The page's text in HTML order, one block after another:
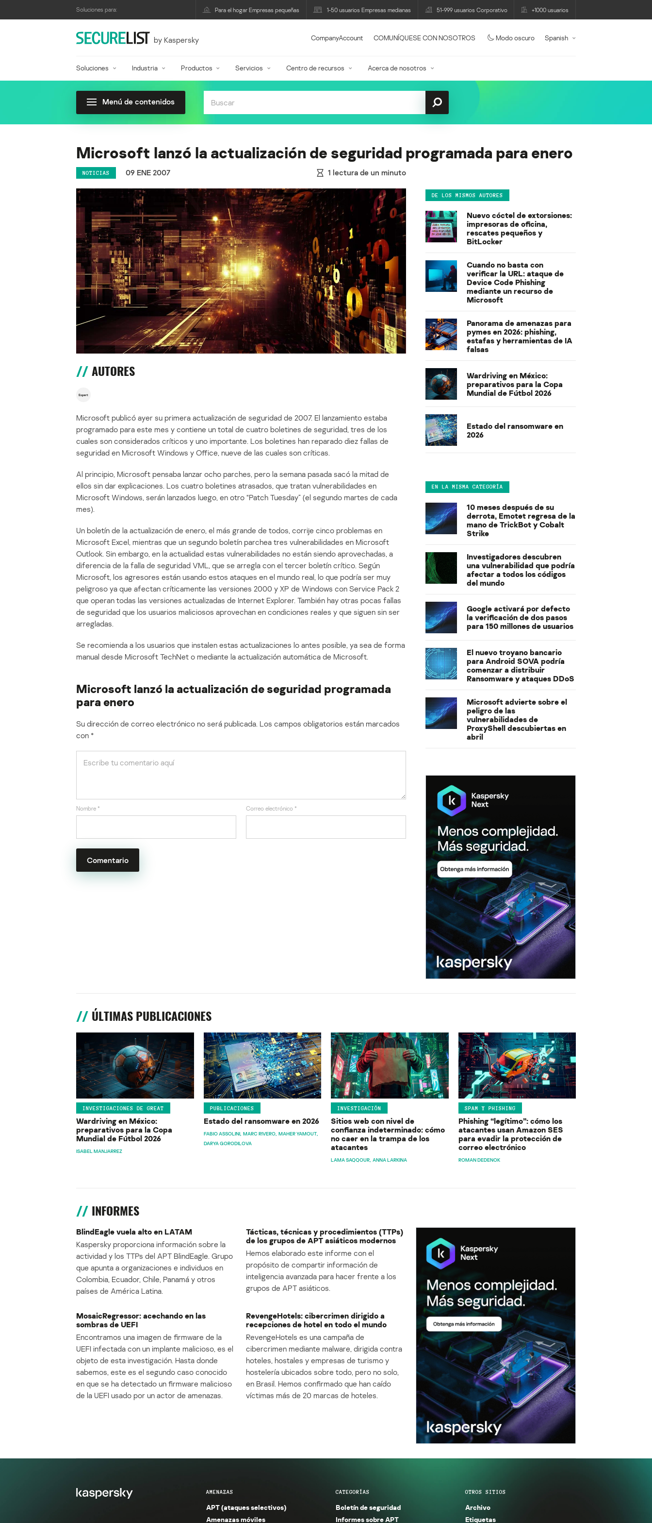
Soluciones para: Para el hogar Empresas pequeñas 1-50 usuarios Empresas medianas 51-999 usuarios Corporativo +1000 usuarios
by Kaspersky CompanyAccount COMUNÍQUESE CON NOSOTROS Modo oscuro Spanish
Soluciones Industria Productos Servicios Centro de recursos Acerca de nosotros
Menú de contenidos
Microsoft lanzó la actualización de seguridad programada para enero
NOTICIAS 09 ENE 2007 1 lectura de un minuto
AUTORES
Microsoft publicó ayer su primera actualización de seguridad de 2007. El lanzamiento estaba
programado para este mes y contiene un total de cuatro boletines de seguridad, tres de los
cuales son considerados críticos y uno importante. Los boletines han reparado diez fallas de
seguridad en Microsoft Windows y Office, nueve de las cuales son críticas.
Al principio, Microsoft pensaba lanzar ocho parches, pero la semana pasada sacó la mitad de
ellos sin dar explicaciones. Los cuatro boletines atrasados, que tratan vulnerabilidades en
Microsoft Windows, serán lanzados luego, en otro “Patch Tuesday” (el segundo martes de cada
mes).
Un boletín de la actualización de enero, el más grande de todos, corrije cinco problemas en
Microsoft Excel, mientras que un segundo boletín parchea tres vulnerabilidades en Microsoft
Outlook. Sin embargo, en la actualidad estas vulnerabilidades no están siendo aprovechadas, a
diferencia de la falla de seguridad VML, que se arregla con el tercer boletín crítico. Según
Microsoft, los agresores están usando estos ataques en el mundo real, lo que podría ser muy
peligroso ya que afectan críticamente las versiones 2000 y XP de Windows con Service Pack 2
que operan todas las versiones actualizadas de Internet Explorer. También hay otras pocas fallas
de seguridad que los usuarios maliciosos aprovechan en condiciones reales y que siguen sin ser
arregladas.
Se recomienda a los usuarios que instalen estas actualizaciones lo antes posible, ya sea de forma
manual desde Microsoft TechNet o mediante la actualización automática de Microsoft.
Microsoft lanzó la actualización de seguridad programada
para enero
Su dirección de correo electrónico no será publicada. Los campos obligatorios están marcados
con *
Nombre * Correo electrónico *
DE LOS MISMOS AUTORES
Nuevo cóctel de extorsiones:
impresoras de oficina,
rescates pequeños y
BitLocker
Cuando no basta con
verificar la URL: ataque de
Device Code Phishing
mediante un recurso de
Microsoft
Panorama de amenazas para
pymes en 2026: phishing,
estafas y herramientas de IA
falsas
Wardriving en México:
preparativos para la Copa
Mundial de Fútbol 2026
Estado del ransomware en
2026
EN LA MISMA CATEGORÍA
10 meses después de su
derrota, Emotet regresa de la
mano de TrickBot y Cobalt
Strike
Investigadores descubren
una vulnerabilidad que podría
afectar a todos los códigos
del mundo
Google activará por defecto
la verificación de dos pasos
para 150 millones de usuarios
El nuevo troyano bancario
para Android SOVA podría
comenzar a distribuir
Ransomware y ataques DDoS
Microsoft advierte sobre el
peligro de las
vulnerabilidades de
ProxyShell descubiertas en
abril
ÚLTIMAS PUBLICACIONES
INVESTIGACIONES DE GREAT
Wardriving en México:
preparativos para la Copa
Mundial de Fútbol 2026
ISABEL MANJARREZ
PUBLICACIONES
Estado del ransomware en 2026
FABIO ASSOLINI MARC RIVERO MAHER YAMOUT
DARYA GORODILOVA
INVESTIGACIÓN
Sitios web con nivel de
confianza indeterminado: cómo
no caer en la trampa de los
atacantes
LAMA SAQQOUR ANNA LARKINA
SPAM Y PHISHING
Phishing “legítimo”: cómo los
atacantes usan Amazon SES
para evadir la protección de
correo electrónico
ROMAN DEDENOK
INFORMES
BlindEagle vuela alto en LATAM
Kaspersky proporciona información sobre la
actividad y los TTPs del APT BlindEagle. Grupo
que apunta a organizaciones e individuos en
Colombia, Ecuador, Chile, Panamá y otros
países de América Latina.
Tácticas, técnicas y procedimientos (TTPs)
de los grupos de APT asiáticos modernos
Hemos elaborado este informe con el
propósito de compartir información de
inteligencia avanzada para hacer frente a los
grupos de APT asiáticos.
MosaicRegressor: acechando en las
sombras de UEFI
Encontramos una imagen de firmware de la
UEFI infectada con un implante malicioso, es el
objeto de esta investigación. Hasta donde
sabemos, este es el segundo caso conocido
en que se ha detectado un firmware malicioso
de la UEFI usado por un actor de amenazas.
RevengeHotels: cibercrimen dirigido a
recepciones de hotel en todo el mundo
RevengeHotels es una campaña de
cibercrimen mediante malware, dirigida contra
hoteles, hostales y empresas de turismo y
hostelería ubicados sobre todo, pero no solo,
en Brasil. Hemos confirmado que han caído
víctimas más de 20 marcas de hoteles.
AMENAZAS
APT (ataques selectivos)
Amenazas móviles
CATEGORÍAS
Boletín de seguridad
Informes sobre APT
OTROS SITIOS
Archivo
Etiquetas